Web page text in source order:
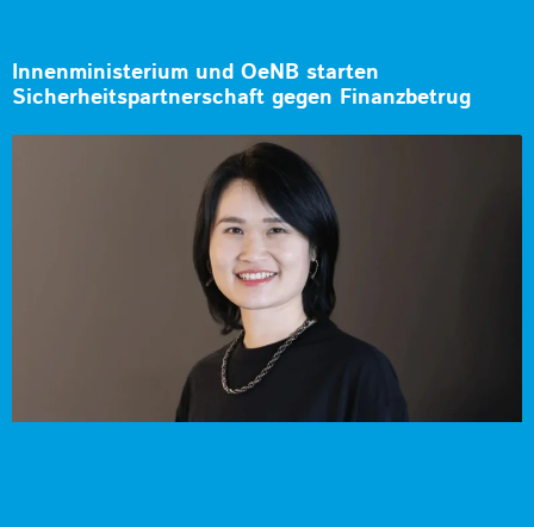
Innenministerium und OeNB starten
Sicherheitspartnerschaft gegen Finanzbetrug